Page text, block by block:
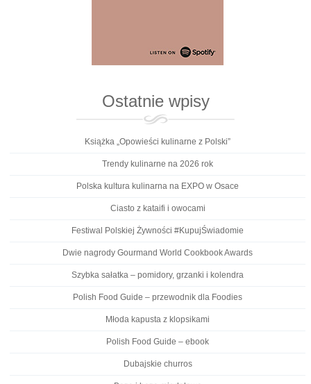
Ostatnie wpisy
Książka „Opowieści kulinarne z Polski”
Trendy kulinarne na 2026 rok
Polska kultura kulinarna na EXPO w Osace
Ciasto z kataifi i owocami
Festiwal Polskiej Żywności #KupujŚwiadomie
Dwie nagrody Gourmand World Cookbook Awards
Szybka sałatka – pomidory, grzanki i kolendra
Polish Food Guide – przewodnik dla Foodies
Młoda kapusta z klopsikami
Polish Food Guide – ebook
Dubajskie churros